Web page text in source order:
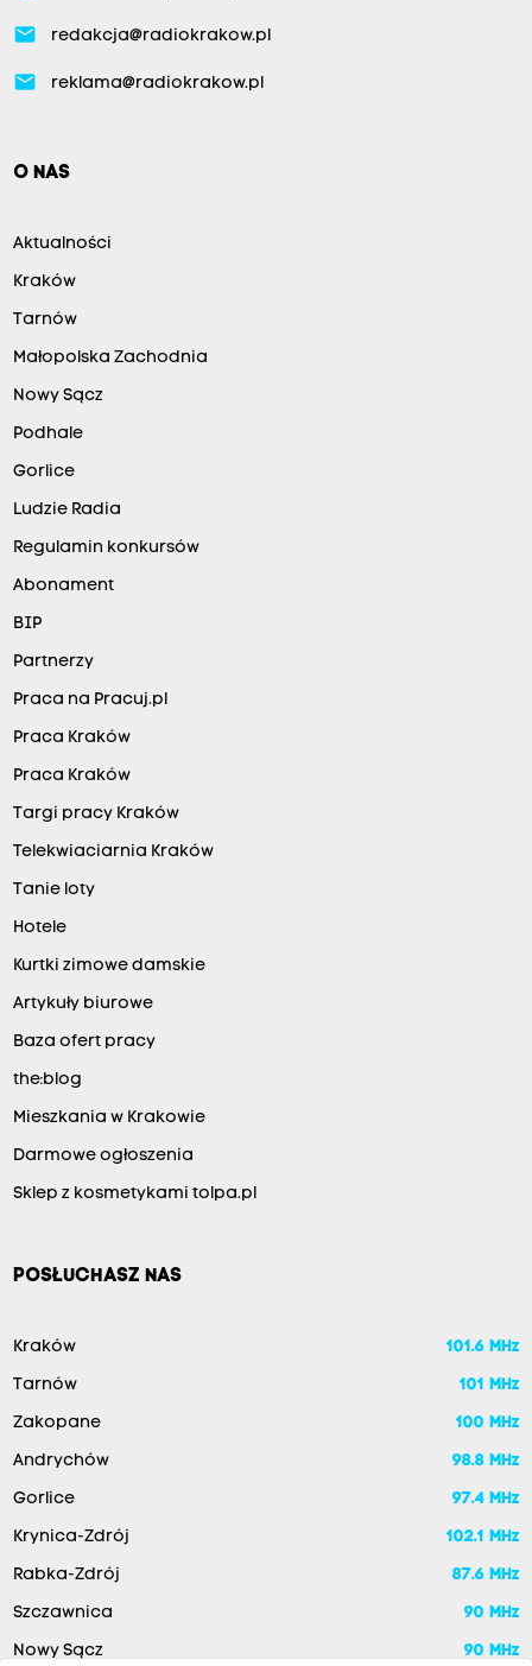
email redakcja@radiokrakow.pl
email reklama@radiokrakow.pl
O NAS
Aktualności
Kraków
Tarnów
Małopolska Zachodnia
Nowy Sącz
Podhale
Gorlice
Ludzie Radia
Regulamin konkursów
Abonament
BIP
Partnerzy
Praca na Pracuj.pl
Praca Kraków
Praca Kraków
Targi pracy Kraków
Telekwiaciarnia Kraków
Tanie loty
Hotele
Kurtki zimowe damskie
Artykuły biurowe
Baza ofert pracy
the:blog
Mieszkania w Krakowie
Darmowe ogłoszenia
Sklep z kosmetykami tolpa.pl
POSŁUCHASZ NAS
Kraków 101.6 MHz
Tarnów 101 MHz
Zakopane 100 MHz
Andrychów 98.8 MHz
Gorlice 97.4 MHz
Krynica-Zdrój 102.1 MHz
Rabka-Zdrój 87.6 MHz
Szczawnica 90 MHz
Nowy Sącz 90 MHz